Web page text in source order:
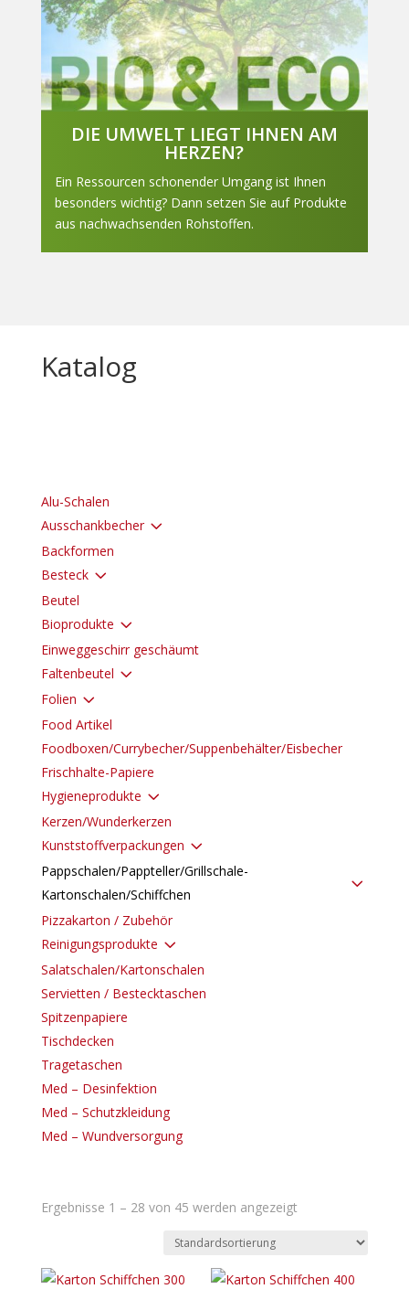
DIE UMWELT LIEGT IHNEN AM
HERZEN?
Ein Ressourcen schonender Umgang ist Ihnen
besonders wichtig? Dann setzen Sie auf Produkte
aus nachwachsenden Rohstoffen.
Katalog
Alu-Schalen
Ausschankbecher3
Backformen
Besteck3
Beutel
Bioprodukte 3
Einweggeschirr geschäumt
Faltenbeutel 3
Folien 3
Food Artikel
Foodboxen/Currybecher/Suppenbehälter/Eisbecher
Frischhalte-Papiere
Hygieneprodukte 3
Kerzen/Wunderkerzen
Kunststoffverpackungen 3
Pappschalen/Pappteller/Grillschale-
Kartonschalen/Schiffchen
3
Pizzakarton / Zubehör
Reinigungsprodukte 3
Salatschalen/Kartonschalen
Servietten / Bestecktaschen
Spitzenpapiere
Tischdecken
Tragetaschen
Med – Desinfektion
Med – Schutzkleidung
Med – Wundversorgung
Ergebnisse 1 – 28 von 45 werden angezeigt